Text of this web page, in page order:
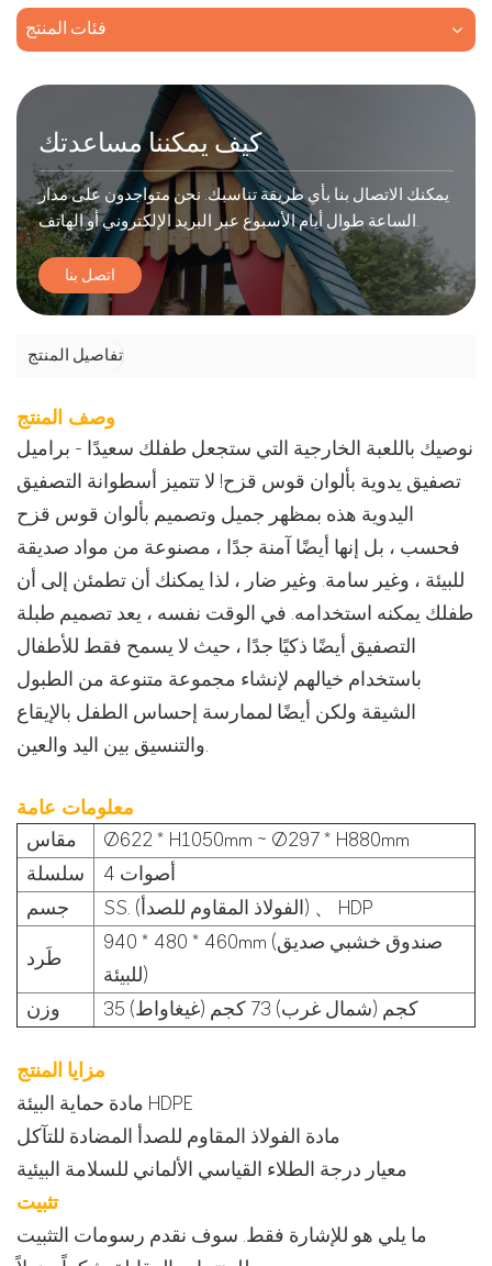
فئات المنتج
كيف يمكننا مساعدتك
يمكنك الاتصال بنا بأي طريقة تناسبك. نحن متواجدون على مدار
الساعة طوال أيام الأسبوع عبر البريد الإلكتروني أو الهاتف.
اتصل بنا
تفاصيل المنتج
وصف المنتج
نوصيك باللعبة الخارجية التي ستجعل طفلك سعيدًا - براميل
تصفيق يدوية بألوان قوس قزح! لا تتميز أسطوانة التصفيق
اليدوية هذه بمظهر جميل وتصميم بألوان قوس قزح
فحسب ، بل إنها أيضًا آمنة جدًا ، مصنوعة من مواد صديقة
للبيئة ، وغير سامة. وغير ضار ، لذا يمكنك أن تطمئن إلى أن
طفلك يمكنه استخدامه. في الوقت نفسه ، يعد تصميم طبلة
التصفيق أيضًا ذكيًا جدًا ، حيث لا يسمح فقط للأطفال
باستخدام خيالهم لإنشاء مجموعة متنوعة من الطبول
الشيقة ولكن أيضًا لممارسة إحساس الطفل بالإيقاع
والتنسيق بين اليد والعين.
معلومات عامة
مقاس
Ø622 * H1050mm ~ Ø297 * H880mm
سلسلة
4 أصوات
جسم
SS. (الفولاذ المقاوم للصدأ) 、 HDP
طَرد
940 * 480 * 460mm (صندوق خشبي صديق
للبيئة)
وزن
35 كجم (شمال غرب) 73 كجم (غيغاواط)
مزايا المنتج
مادة حماية البيئة HDPE
مادة الفولاذ المقاوم للصدأ المضادة للتآكل
معيار درجة الطلاء القياسي الألماني للسلامة البيئية
تثبيت
ما يلي هو للإشارة فقط. سوف نقدم رسومات التثبيت